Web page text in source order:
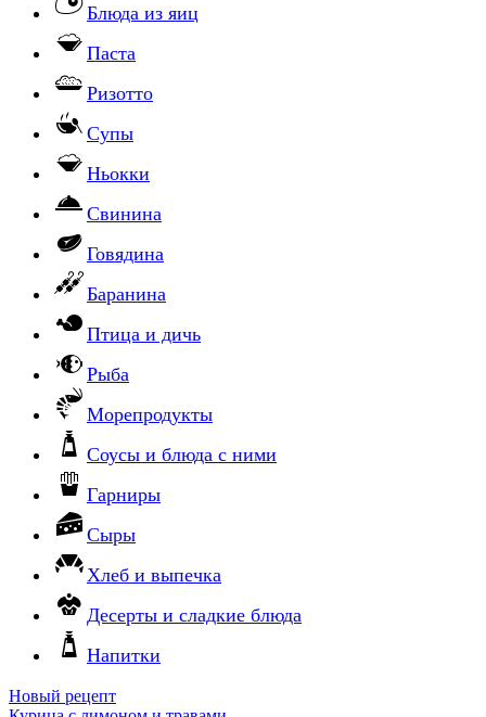
Блюда из яиц
Паста
Ризотто
Супы
Ньокки
Свинина
Говядина
Баранина
Птица и дичь
Рыба
Морепродукты
Соусы и блюда с ними
Гарниры
Сыры
Хлеб и выпечка
Десерты и сладкие блюда
Напитки
Новый рецепт